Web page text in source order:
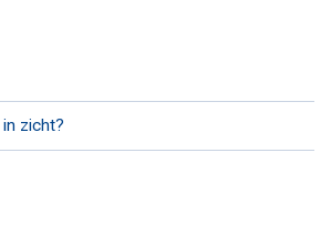
zicht?